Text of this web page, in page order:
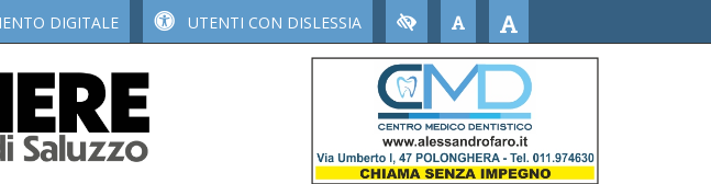
DIGITALE UTENTI CON DISLESSIA